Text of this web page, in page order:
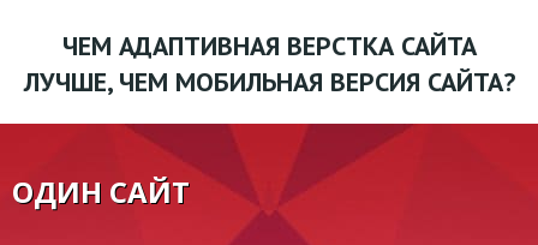
ЧЕМ АДАПТИВНАЯ ВЕРСТКА САЙТА
ЛУЧШЕ, ЧЕМ МОБИЛЬНАЯ ВЕРСИЯ САЙТА?
ОДИН САЙТ